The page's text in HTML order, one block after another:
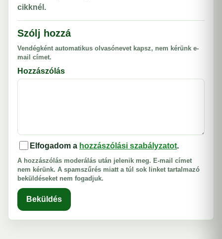
cikknél.
Szólj hozzá
Vendégként automatikus olvasónevet kapsz, nem kérünk e-
mail címet.
Hozzászólás
Elfogadom a hozzászólási szabályzatot.
A hozzászólás moderálás után jelenik meg. E-mail címet
nem kérünk. A spamszűrés miatt a túl sok linket tartalmazó
beküldéseket nem fogadjuk.
Beküldés